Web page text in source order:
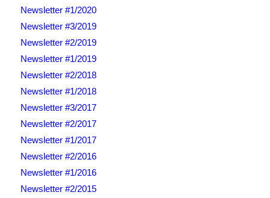
Newsletter #1/2020
Newsletter #3/2019
Newsletter #2/2019
Newsletter #1/2019
Newsletter #2/2018
Newsletter #1/2018
Newsletter #3/2017
Newsletter #2/2017
Newsletter #1/2017
Newsletter #2/2016
Newsletter #1/2016
Newsletter #2/2015